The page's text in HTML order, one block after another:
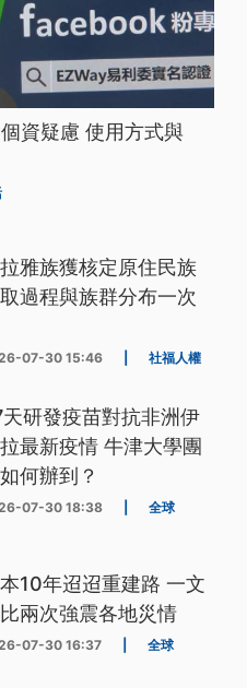
資疑慮 使用方式與
雅族獲核定原住民族
過程與族群分布一次
07-30 15:46 社福人權
研發疫苗對抗非洲伊
最新疫情 牛津大學團
何辦到？
07-30 18:38 全球
10年迢迢重建路 一文
兩次強震各地災情
07-30 16:37 全球